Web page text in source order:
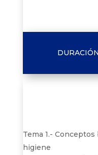
Tema 1.-
higiene